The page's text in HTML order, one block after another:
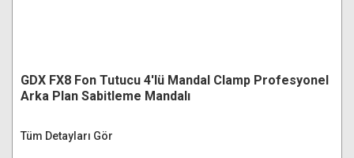
GDX FX8 Fon Tutucu 4'lü Mandal Clamp Profesyonel
Arka Plan Sabitleme Mandalı
Tüm Detayları Gör